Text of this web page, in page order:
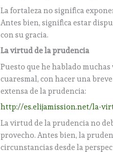
La fortaleza no significa
Antes bien, significa estar
con su gracia.
La virtud de la prudencia
Puesto que he hablado
cuaresmal, con hacer una
extensa de la prudencia:
http://es.elijamission.net/la-
La virtud de la prudencia no
provecho. Antes bien, la
circunstancias desde la